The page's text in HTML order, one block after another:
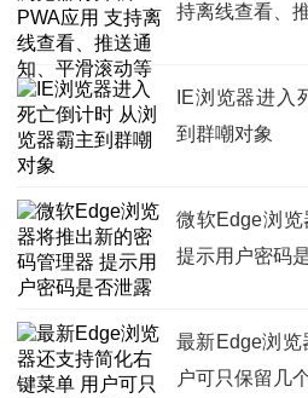
持离线查看、
IE浏览器进入
到群嘲对象
微软Edge浏
提示用户密码
最新Edge浏览
户可只保留几